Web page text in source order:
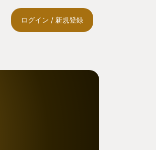
ログイン / 新規登録